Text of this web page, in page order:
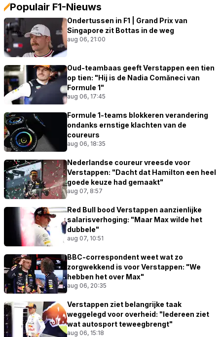
Populair F1-Nieuws
Ondertussen in F1 | Grand Prix van
Singapore zit Bottas in de weg
aug 06, 21:00
Oud-teambaas geeft Verstappen een tien
op tien: "Hij is de Nadia Comăneci van
Formule 1"
aug 06, 17:45
Formule 1-teams blokkeren verandering
ondanks ernstige klachten van de
coureurs
aug 06, 18:35
Nederlandse coureur vreesde voor
Verstappen: "Dacht dat Hamilton een heel
goede keuze had gemaakt"
aug 07, 8:57
Red Bull bood Verstappen aanzienlijke
salarisverhoging: "Maar Max wilde het
dubbele"
aug 07, 10:51
BBC-correspondent weet wat zo
zorgwekkend is voor Verstappen: "We
hebben het over Max"
aug 06, 20:35
Verstappen ziet belangrijke taak
weggelegd voor overheid: "Iedereen ziet
wat autosport teweegbrengt"
aug 06, 15:18